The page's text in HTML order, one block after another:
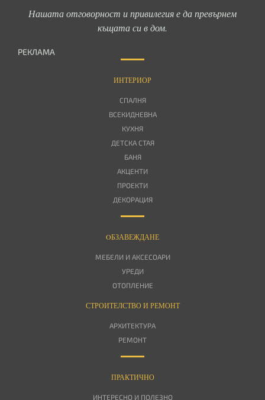
Нашата отговорност и привилегия е да превърнем
къщата си в дом.
РЕКЛАМА
ИНТЕРИОР
СПАЛНЯ
ВСЕКИДНЕВНА
КУХНЯ
ДЕТСКА СТАЯ
БАНЯ
АКЦЕНТИ
ПРОЕКТИ
ДЕКОРАЦИЯ
OБЗАВЕЖДАНЕ
МЕБЕЛИ И АКСЕСОАРИ
УРЕДИ
ОТОПЛЕНИЕ
СТРОИТЕЛСТВО И РЕМОНТ
АРХИТЕКТУРА
РЕМОНТ
ПРАКТИЧНО
ИНТЕРЕСНО И ПОЛЕЗНО